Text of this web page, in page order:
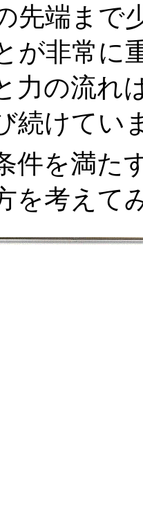
先端まで
が非常に
力の流れ
続けてい
を満た
を考えて